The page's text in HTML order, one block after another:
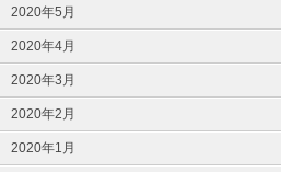
2020年5月
2020年4月
2020年3月
2020年2月
2020年1月